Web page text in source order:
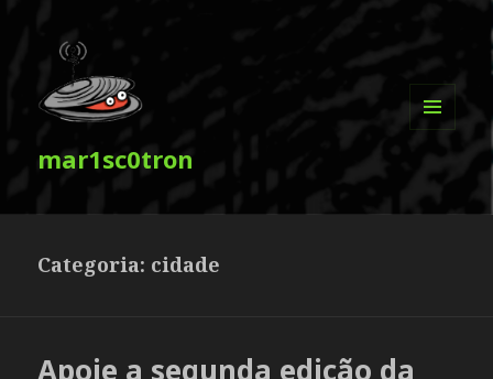
mar1sc0tron
Categoria: cidade
Apoie a segunda edição da